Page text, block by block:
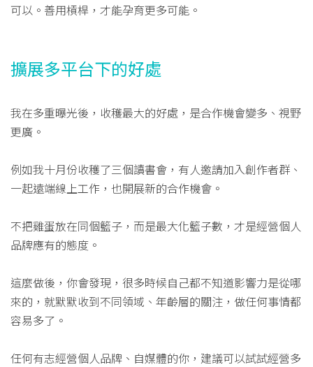
可以。善用槓桿，才能孕育更多可能。
擴展多平台下的好處
我在多重曝光後，收穫最大的好處，是合作機會變多、視野
更廣。
例如我十月份收穫了三個讀書會，有人邀請加入創作者群、
一起遠端線上工作，也開展新的合作機會。
不把雞蛋放在同個籃子，而是最大化籃子數，才是經營個人
品牌應有的態度。
這麼做後，你會發現，很多時候自己都不知道影響力是從哪
來的，就默默收到不同領域、年齡層的關注，做任何事情都
容易多了。
任何有志經營個人品牌、自媒體的你，建議可以試試經營多